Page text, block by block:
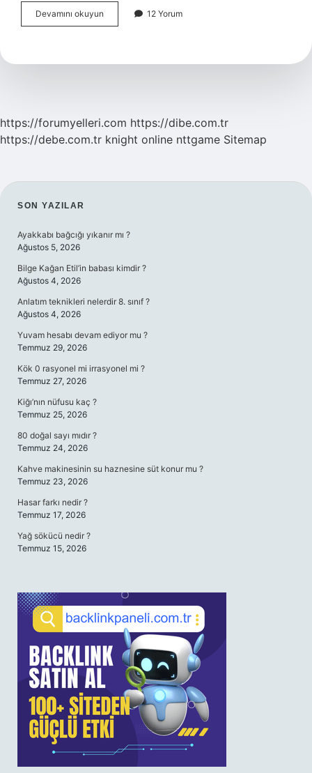
Devamını okuyun
Vücut
Şekillenir
12 Yorum
https://forumyelleri.com https://dibe.com.tr
https://debe.com.tr knight online nttgame Sitemap
SIDEBAR
SON YAZILAR
Ayakkabı bağcığı yıkanır mı ?
Ağustos 5, 2026
Bilge Kağan Etil’in babası kimdir ?
Ağustos 4, 2026
Anlatım teknikleri nelerdir 8. sınıf ?
Ağustos 4, 2026
Yuvam hesabı devam ediyor mu ?
Temmuz 29, 2026
Kök 0 rasyonel mi irrasyonel mi ?
Temmuz 27, 2026
Kiğı’nın nüfusu kaç ?
Temmuz 25, 2026
80 doğal sayı mıdır ?
Temmuz 24, 2026
Kahve makinesinin su haznesine süt konur mu ?
Temmuz 23, 2026
Hasar farkı nedir ?
Temmuz 17, 2026
Yağ sökücü nedir ?
Temmuz 15, 2026